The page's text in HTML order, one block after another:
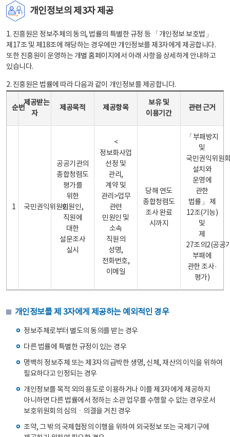
개인정보의 제3자 제공
1. 진흥원은 정보주체의 동의, 법률의 특별한 규정 등 「개인정보 보호법」
제17조 및 제18조에 해당하는 경우에만 개인정보를 제3자에게 제공합니다.
또한 진흥원이 운영하는 개별 홈페이지에서 아래 사항을 상세하게 안내하고
있습니다.
2. 진흥원은 법률에 따라 다음과 같이 개인정보를 제공합니다.
순번
제공받는
자
제공목적 제공항목
보유 및
이용기간
관련 근거
1 국민권익위원회
공공기관의
종합청렴도
평가를
위한
민원인,
직원에
대한
설문조사
실시
<
정보화사업
선정 및
관리,
계약 및
관리>업무
관련
민원인 및
소속
직원의
성명,
전화번호,
이메일
당해 연도
종합청렴도
조사 완료
시까지
「부패방지
및
국민권익위원
설치와
운영에
관한
법률」 제
12조(기능)
및
제
27조의2(공공
부패에
관한 조사·
평가)
개인정보를 제 3자에게 제공하는 예외적인 경우
정보주체로부터 별도의 동의를 받는 경우
다른 법률에 특별한 규정이 있는 경우
명백히 정보주체 또는 제3자의 급박한 생명, 신체, 재산의 이익을 위하여
필요하다고 인정되는 경우
개인정보를 목적 외의 용도로 이용하거나 이를 제3자에게 제공하지
아니하면 다른 법률에서 정하는 소관 업무를 수행할 수 없는 경우로서
보호위원회의 심의ㆍ의결을 거친 경우
조약, 그 밖의 국제협정의 이행을 위하여 외국정보 또는 국제기구에